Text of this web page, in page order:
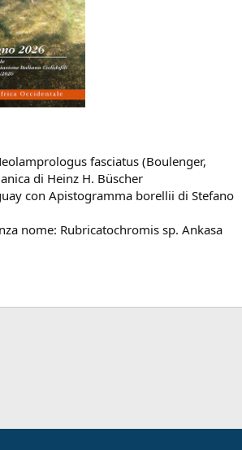
fasciatus (Boulenger,
di Heinz H. Büscher
con Apistogramma borellii di Stefano
nome: Rubricatochromis sp. Ankasa